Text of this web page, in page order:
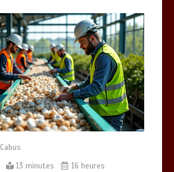
VTC bassin d’Arcachon : le Top 5 des
adresses d’exception
0
6 minutes
13 minutes 16 heures